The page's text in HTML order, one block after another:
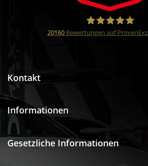
20160 Bewertungen auf
Kontakt
Informationen
Gesetzliche Informationen